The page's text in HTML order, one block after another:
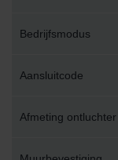
Bedrijfsmodus
Aansluitcode
Afmeting ontluchter